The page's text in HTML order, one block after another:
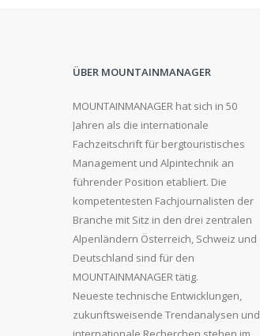
ÜBER MOUNTAINMANAGER
MOUNTAINMANAGER hat sich in 50
Jahren als die internationale
Fachzeitschrift für bergtouristisches
Management und Alpintechnik an
führender Position etabliert. Die
kompetentesten Fachjournalisten der
Branche mit Sitz in den drei zentralen
Alpenländern Österreich, Schweiz und
Deutschland sind für den
MOUNTAINMANAGER tätig.
Neueste technische Entwicklungen,
zukunftsweisende Trendanalysen und